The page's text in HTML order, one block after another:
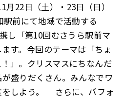
月22日（土）・23日（日）
前にて地域で活動する
し「第10回むさうら駅前マ
す。今回のテーマは「ちょ
」。クリスマスにちなんだ
盛りだくさん。みんなでワ
をしよう。 さらに、パフォ